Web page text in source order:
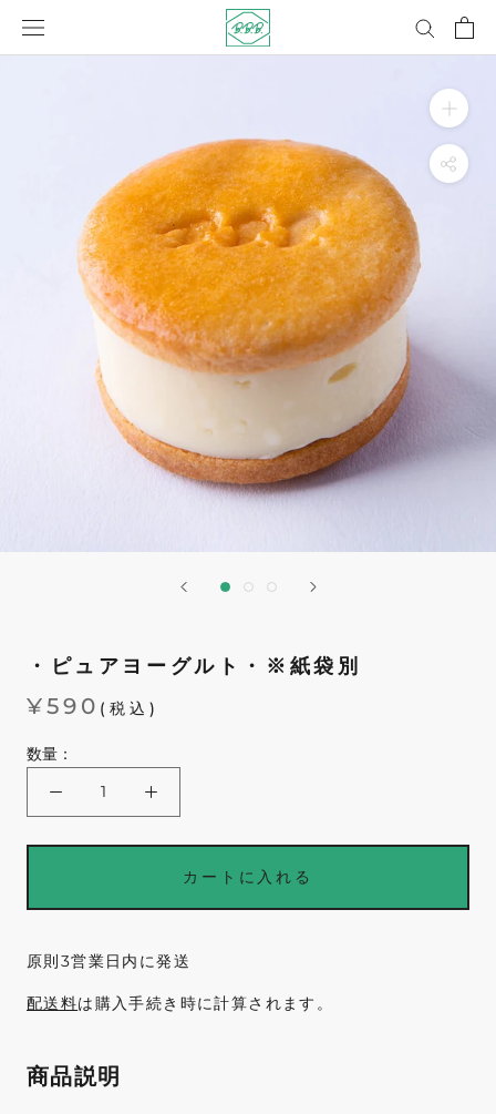
テ
・ピュアヨーグルト・※紙袋別
¥590 (税込)
数量：
カートに入れる
原則3営業日内に発送
配送料は購入手続き時に計算されます。
商品説明